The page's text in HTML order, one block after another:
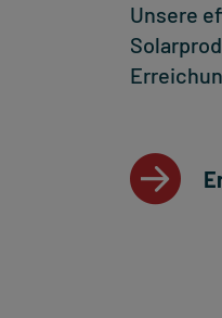
Unsere